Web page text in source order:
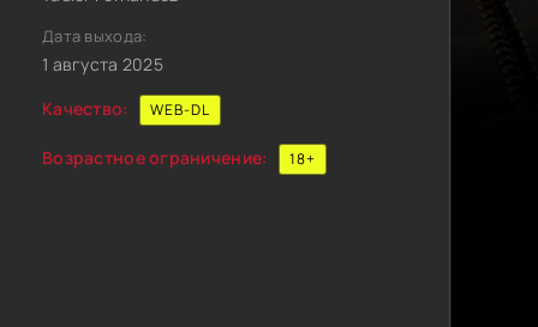
Дата выхода:
1 августа 2025
Качество:
WEB-DL
Возрастное ограничение: 18+